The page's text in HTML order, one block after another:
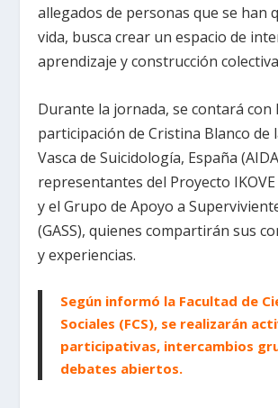
allegados de personas que se han
vida, busca crear un espacio de
aprendizaje y construcción
Durante la jornada, se contará con
participación de Cristina Blanco de
Vasca de Suicidología, España
representantes del Proyecto
y el Grupo de Apoyo a
(GASS), quienes compartirán sus
y experiencias.
Según informó la Facultad de
Sociales (FCS), se realizarán
participativas, intercambios
debates abiertos.